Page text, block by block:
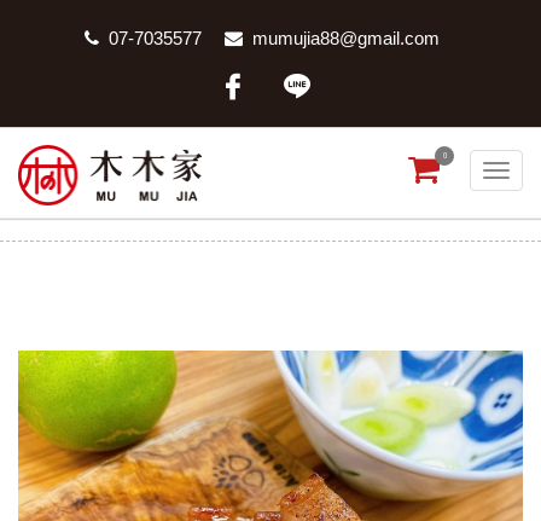
07-7035577 mumujia88@gmail.com
0
椒香五花鹹豬肉 椒香五花鹹豬肉